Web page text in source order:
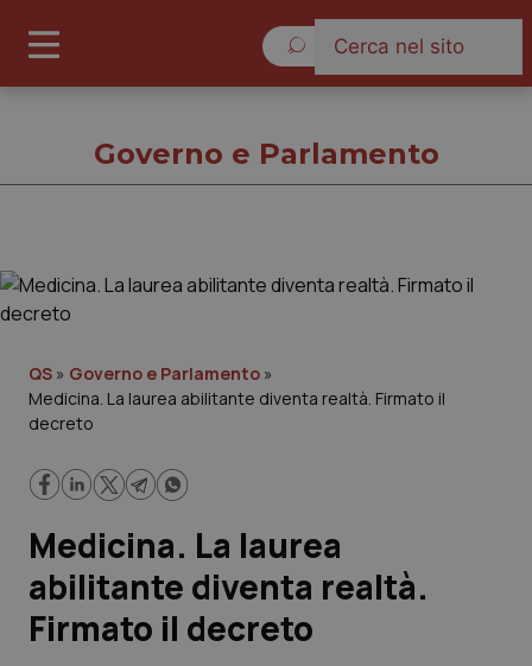
Governo e Parlamento
Regioni e Asl
Lavoro e Professioni
Scienza e Farmaci
Studi e Analisi
Governo e Parlamento
QS » Governo e Parlamento »
Medicina. La laurea abilitante diventa realtà. Firmato il
decreto
Medicina. La laurea
abilitante diventa realtà.
Firmato il decreto